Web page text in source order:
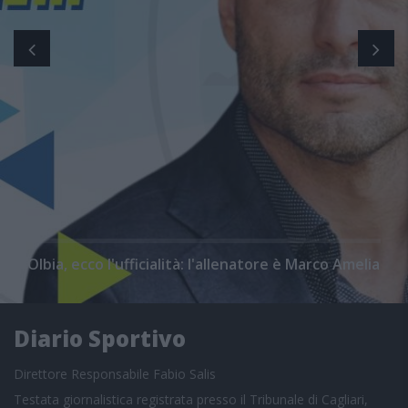
Olbia, ecco l'ufficialità: l'allenatore è Marco Amelia
Diario Sportivo
Direttore Responsabile Fabio Salis
Testata giornalistica registrata presso il Tribunale di Cagliari,